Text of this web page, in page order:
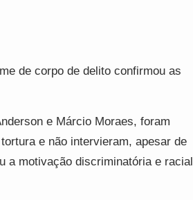
de corpo de delito confirmou as
e Márcio Moraes, foram
e não intervieram, apesar de
a motivação discriminatória e racial